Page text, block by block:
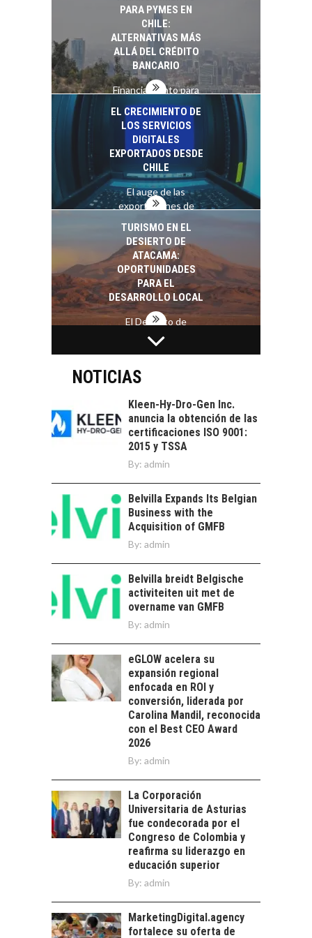
las empresas…
PARA PYMES EN
CHILE:
ALTERNATIVAS MÁS
ALLÁ DEL CRÉDITO
BANCARIO
Financiamiento para
pymes en Chile:
alternativas que
trascienden el
crédito…
EL CRECIMIENTO DE
LOS SERVICIOS
DIGITALES
EXPORTADOS DESDE
CHILE
El auge de las
exportaciones de
Chile:…
TURISMO EN EL
DESIERTO DE
ATACAMA:
OPORTUNIDADES
PARA EL
DESARROLLO LOCAL
El Desierto de
Atacama: Motor
Estratégico para el
LA INDUSTRIA
MINERA CHILENA
FRENTE AL DESAFÍO
SOSTENIBILIDAD
Minería chilena: un
pilar estratégico ante
el reto ineludible de…
CAPITAL DE RIESGO
OPORTUNIDADES
PARA STARTUPS Y
NUEVOS NEGOCIOS
Capital de riesgo en
innovación para
startups…
LA
TRANSFORMACIÓN
DE LOS RECURSOS
HUMANOS EN LAS
EMPRESAS
CHILENAS
La transformación
estratégica de los
recursos humanos en
las empresas…
FINANCIAMIENTO
PARA PYMES EN
CHILE:
ALTERNATIVAS MÁS
ALLÁ DEL CRÉDITO
BANCARIO
pymes en Chile:
alternativas que
trascienden el
crédito…
EL CRECIMIENTO DE
LOS SERVICIOS
DIGITALES
EXPORTADOS DESDE
CHILE
El auge de las
exportaciones de
servicios digitales en
Chile:…
TURISMO EN EL
NOTICIAS
Kleen-Hy-Dro-Gen Inc.
anuncia la obtención de las
certificaciones ISO 9001:
2015 y TSSA
By: admin
Belvilla Expands Its Belgian
Business with the
Acquisition of GMFB
By: admin
Belvilla breidt Belgische
activiteiten uit met de
overname van GMFB
By: admin
eGLOW acelera su
expansión regional
enfocada en ROI y
conversión, liderada por
Carolina Mandil, reconocida
con el Best CEO Award
2026
By: admin
La Corporación
Universitaria de Asturias
fue condecorada por el
Congreso de Colombia y
reafirma su liderazgo en
educación superior
By: admin
MarketingDigital.agency
fortalece su oferta de